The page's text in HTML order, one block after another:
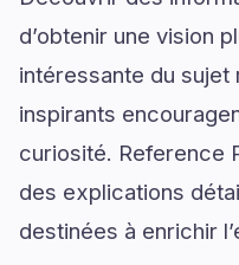
d’obtenir une vision
intéressante du
inspirants
curiosité. Reference
des explications
destinées à enrichir